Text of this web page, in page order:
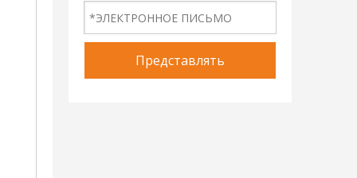
Представлять